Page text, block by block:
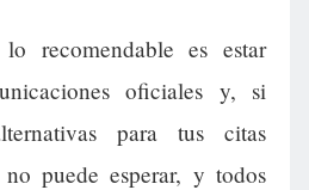
recomendable es estar
oficiales y, si
para tus citas
puede esperar, y todos